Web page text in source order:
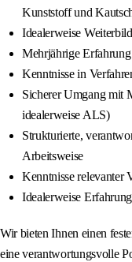
Kunststoff und
Idealerweise
Mehrjährige
Kenntnisse in
Sicherer Umgang mit
idealerweise ALS)
Strukturierte,
Arbeitsweise
Kenntnisse relevanter
Idealerweise
Wir bieten Ihnen einen
eine verantwortungsvolle